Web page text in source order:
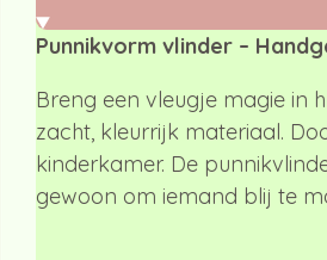
Punnikvorm vlinder –
Breng een vleugje magie in
zacht, kleurrijk materiaal.
kinderkamer. De
gewoon om iemand blij te